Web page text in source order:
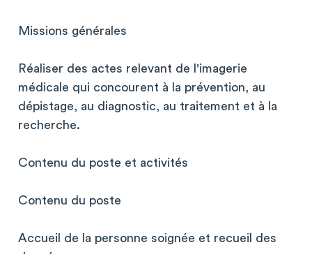
Missions générales
Réaliser des actes relevant de l'imagerie
médicale qui concourent à la prévention, au
dépistage, au diagnostic, au traitement et à la
recherche.
Contenu du poste et activités
Contenu du poste
Accueil de la personne soignée et recueil des